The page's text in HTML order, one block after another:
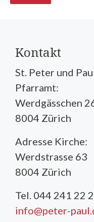
Kontakt
St. Peter und
Pfarramt:
Werdgässchen
8004 Zürich
Adresse Kirche:
Werdstrasse 63
8004 Zürich
Tel. 044 241 22
info@peter-